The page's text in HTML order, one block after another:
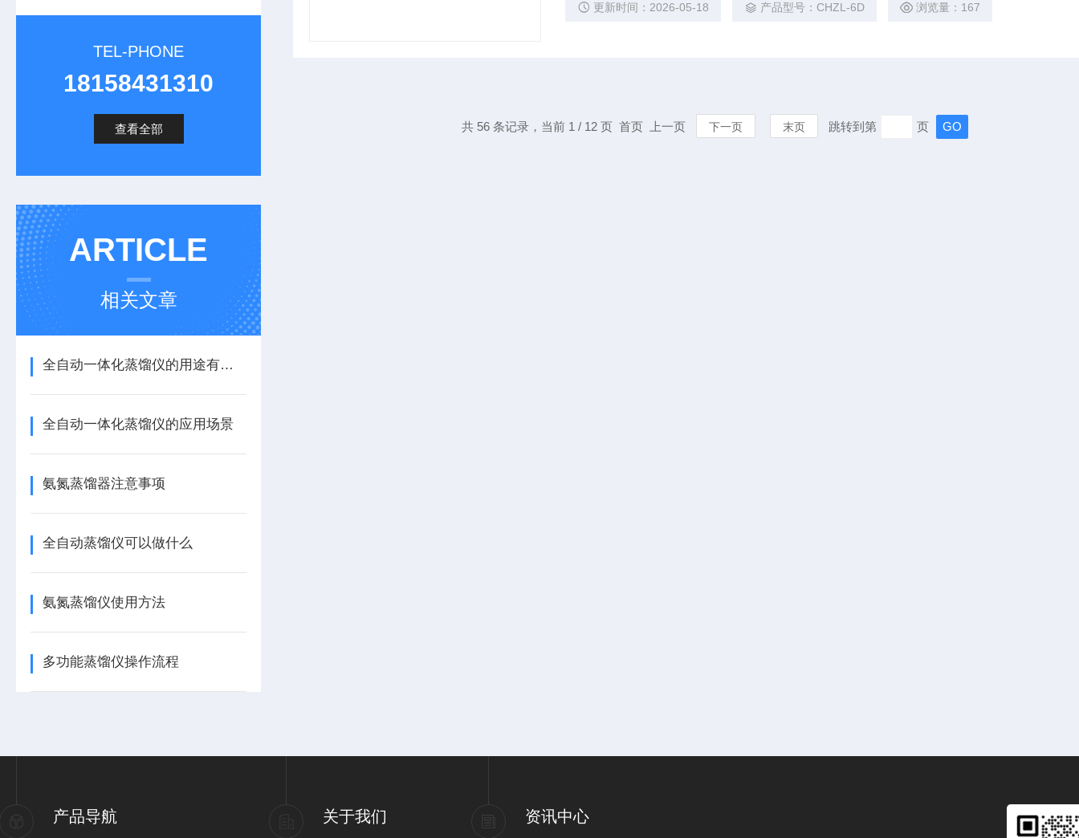
TEL-PHONE
18158431310
查看全部
ARTICLE
相关文章
全自动一体化蒸馏仪的用途有哪些
全自动一体化蒸馏仪的应用场景
氨氮蒸馏器注意事项
全自动蒸馏仪可以做什么
氨氮蒸馏仪使用方法
多功能蒸馏仪操作流程
分析的前处理过程中。
更新时间：2026-05-18 产品型号：CHZL-6D 浏览量：167
共 56 条记录，当前 1 / 12 页 首页 上一页 下一页 末页 跳转到第 页
产品导航 关于我们 资讯中心